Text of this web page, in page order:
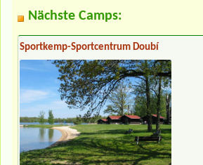
Nächste Camps:
Sportkemp-Sportcentrum Doubí